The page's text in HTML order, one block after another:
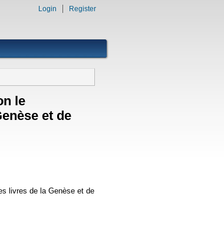
Login Register
le
et de
livres de la Genèse et de